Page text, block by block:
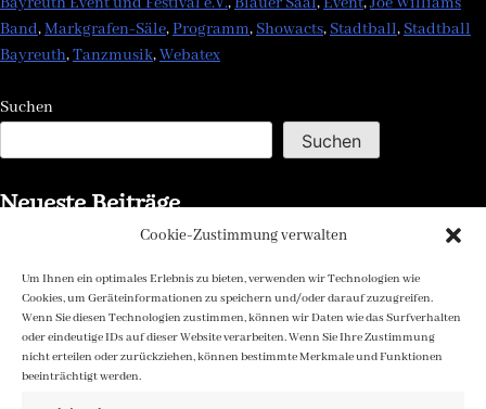
Cookie-Zustimmung verwalten
Um Ihnen ein optimales Erlebnis zu bieten, verwenden wir Technologien wie
Cookies, um Geräteinformationen zu speichern und/oder darauf zuzugreifen.
Wenn Sie diesen Technologien zustimmen, können wir Daten wie das Surfverhalten
oder eindeutige IDs auf dieser Website verarbeiten. Wenn Sie Ihre Zustimmung
nicht erteilen oder zurückziehen, können bestimmte Merkmale und Funktionen
beeinträchtigt werden.
Band,Markgrafen-Säle,Programm, Showacts, Stadtball, Stadtball
Bayreuth,Tanzmusik,Webatex
Suchen
Suchen
Neueste Beiträge
Blauer Saal – Joe Williams Band
Neueste Kommentare